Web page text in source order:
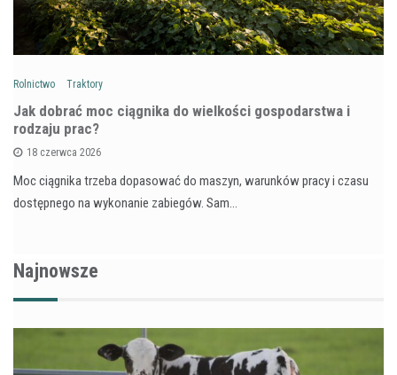
Rolnictwo Traktory
Jak dobrać moc ciągnika do wielkości gospodarstwa i
rodzaju prac?
18 czerwca 2026
Moc ciągnika trzeba dopasować do maszyn, warunków pracy i czasu
dostępnego na wykonanie zabiegów. Sam…
Najnowsze